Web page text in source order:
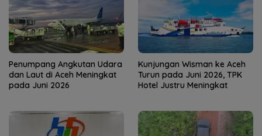
Penumpang Angkutan Udara
dan Laut di Aceh Meningkat
pada Juni 2026
Kunjungan Wisman ke Aceh
Turun pada Juni 2026, TPK
Hotel Justru Meningkat